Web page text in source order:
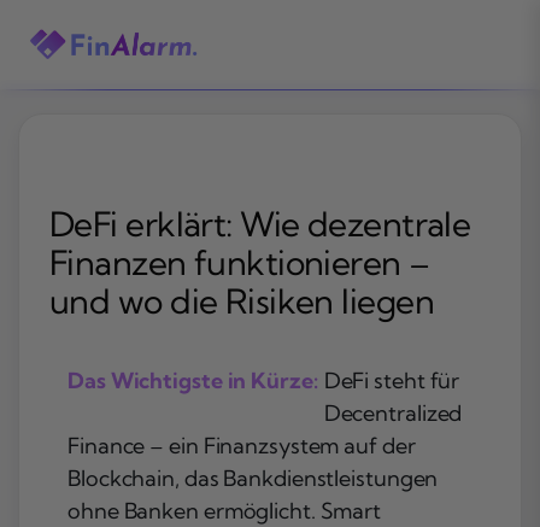
Inhalt
DeFi erklärt: Wie dezentrale
Finanzen funktionieren –
und wo die Risiken liegen
Das Wichtigste in Kürze: DeFi steht für
Decentralized
Finance – ein Finanzsystem auf der
Blockchain, das Bankdienstleistungen
ohne Banken ermöglicht. Smart